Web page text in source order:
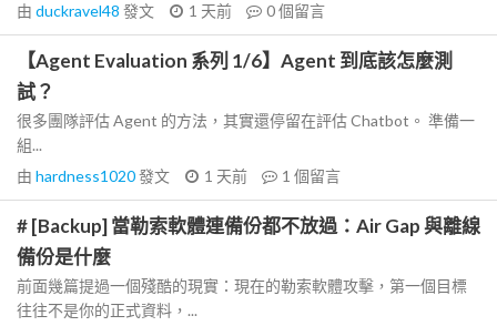
由 duckravel48 發文 1 天前 0個留言
【Agent Evaluation 系列 1/6】Agent 到底該怎麼測
試？
很多團隊評估 Agent 的方法，其實還停留在評估 Chatbot。 準備一
組...
由 hardness1020發文 1 天前 1 個留言
# [Backup] 當勒索軟體連備份都不放過：Air Gap 與離線
備份是什麼
前面幾篇提過一個殘酷的現實：現在的勒索軟體攻擊，第一個目標
往往不是你的正式資料，...